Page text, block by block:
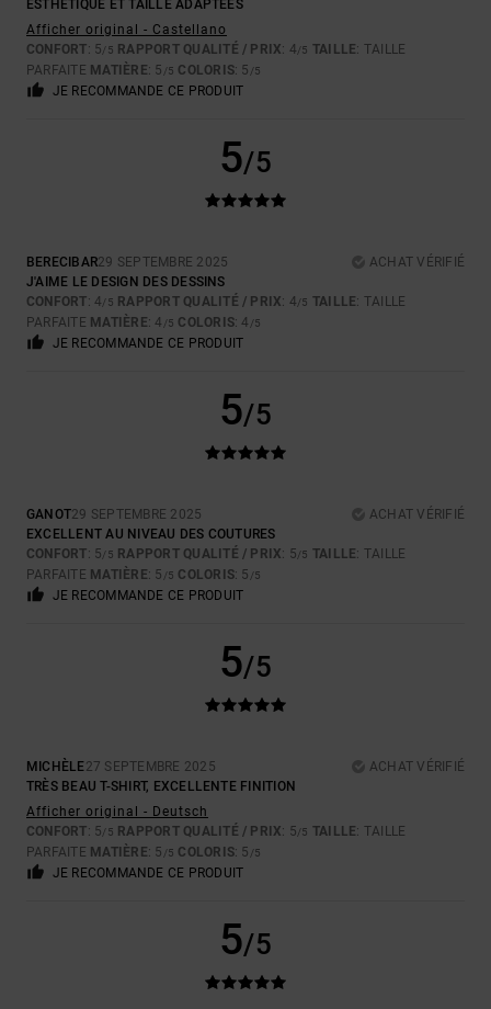
ESTHÉTIQUE ET TAILLE ADAPTÉES
Afficher original - Castellano
CONFORT: 5/5 RAPPORT QUALITÉ / PRIX: 4/5 TAILLE: TAILLE
PARFAITE MATIÈRE: 5 /5 COLORIS: 5 /5
JE RECOMMANDE CE PRODUIT
5/5
BERECIBAR29 SEPTEMBRE 2025
ACHAT VÉRIFIÉ
J'AIME LE DESIGN DES DESSINS
CONFORT: 4/5 RAPPORT QUALITÉ / PRIX: 4/5 TAILLE: TAILLE
PARFAITE MATIÈRE: 4 /5 COLORIS: 4 /5
JE RECOMMANDE CE PRODUIT
5/5
GANOT29 SEPTEMBRE 2025
ACHAT VÉRIFIÉ
EXCELLENT AU NIVEAU DES COUTURES
CONFORT: 5/5 RAPPORT QUALITÉ / PRIX: 5/5 TAILLE: TAILLE
PARFAITE MATIÈRE: 5 /5 COLORIS: 5 /5
JE RECOMMANDE CE PRODUIT
5/5
MICHÈLE27 SEPTEMBRE 2025
ACHAT VÉRIFIÉ
TRÈS BEAU T-SHIRT, EXCELLENTE FINITION
Afficher original - Deutsch
CONFORT: 5/5 RAPPORT QUALITÉ / PRIX: 5/5 TAILLE: TAILLE
PARFAITE MATIÈRE: 5 /5 COLORIS: 5 /5
JE RECOMMANDE CE PRODUIT
5/5